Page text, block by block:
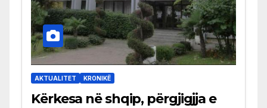
AKTUALITET KRONIKË
Kërkesa në shqip, përgjigjja e